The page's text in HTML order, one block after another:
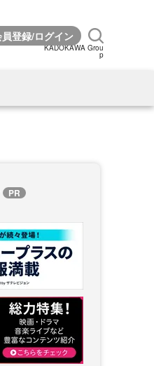
KADOKAWA Grou
p